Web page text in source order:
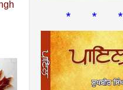
* * *